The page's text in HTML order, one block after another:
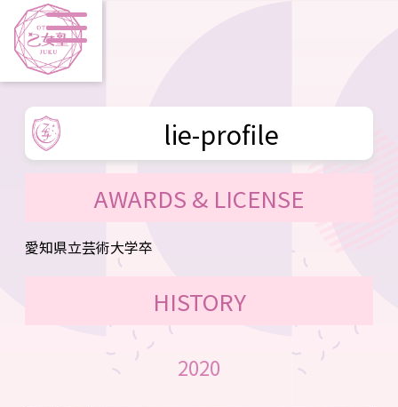
lie-profile
AWARDS & LICENSE
愛知県立芸術大学卒
HISTORY
2020